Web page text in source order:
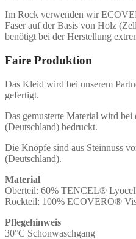
Im Rock verwenden wir
Faser auf der Basis von Holz
benötigt bei der Herstellung
Faire Produktion
Das Kleid wird bei unserem
gefertigt.
Das gemusterte Material wird
(Deutschland) bedruckt.
Die Knöpfe sind aus Steinnuss
(Deutschland).
Material
Oberteil: 60% TENCEL®
Rockteil: 100% ECOVERO®
Pflegehinweis
30°C Schonwaschgang